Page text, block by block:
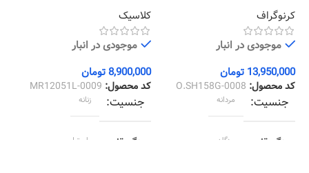
کرنوگراف
موجودی در انبار
13,950,000 تومان
کد محصول: O.SH158G-0008
جنسیت مردانه
رنگ قاب رزگلد
کلاسیک
موجودی در انبار
8,900,000تومان
کد محصول: MR12051L-0009
جنسیت زنانه
رنگ قاب استیل